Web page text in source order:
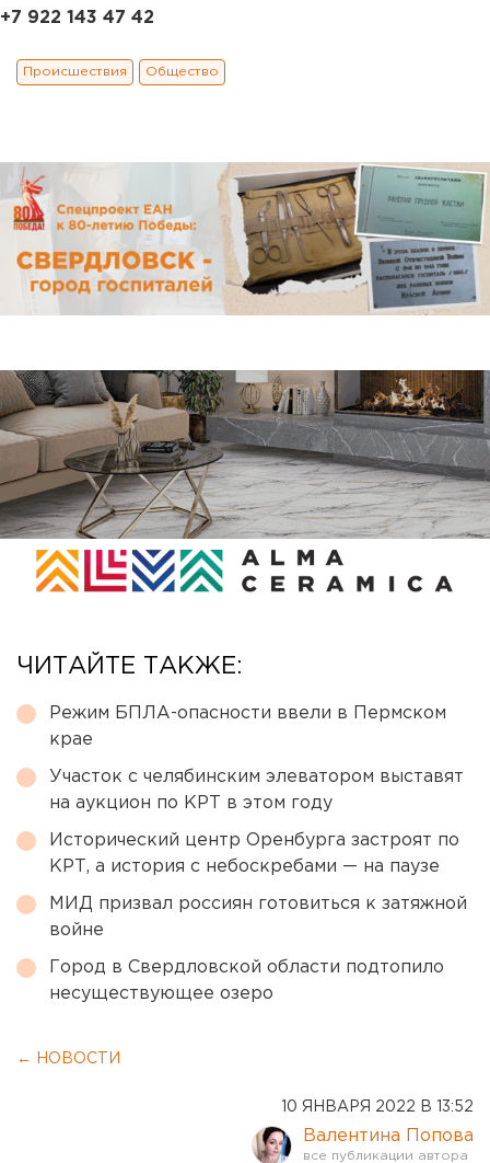
+7 922 143 47 42
Происшествия Общество
ЧИТАЙТЕ ТАКЖЕ:
Режим БПЛА-опасности ввели в Пермском
крае
Участок с челябинским элеватором выставят
на аукцион по КРТ в этом году
Исторический центр Оренбурга застроят по
КРТ, а история с небоскребами — на паузе
МИД призвал россиян готовиться к затяжной
войне
Город в Свердловской области подтопило
несуществующее озеро
← НОВОСТИ
10 ЯНВАРЯ 2022 В 13:52
Валентина Попова